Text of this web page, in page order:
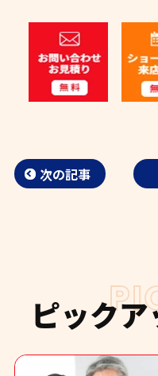
次の記事
ピック